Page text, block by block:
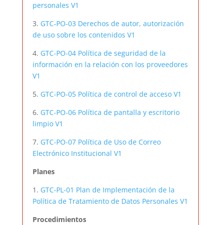
personales V1
3. GTC-PO-03 Derechos de autor, autorización
de uso sobre los contenidos V1
4. GTC-PO-04 Política de seguridad de la
información en la relación con los proveedores
V1
5. GTC-PO-05 Política de control de acceso V1
6. GTC-PO-06 Política de pantalla y escritorio
limpio V1
7. GTC-PO-07 Política de Uso de Correo
Electrónico Institucional V1
Planes
1. GTC-PL-01 Plan de Implementación de la
Política de Tratamiento de Datos Personales V1
Procedimientos